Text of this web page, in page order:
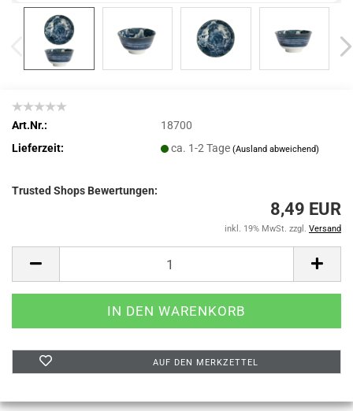
Art.Nr.:
18700
Lieferzeit:
ca. 1-2 Tage(Ausland abweichend)
Trusted Shops Bewertungen:
8,49 EUR
inkl. 19% MwSt. zzgl. Versand
AUF DEN MERKZETTEL